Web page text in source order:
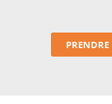
PRENDRE